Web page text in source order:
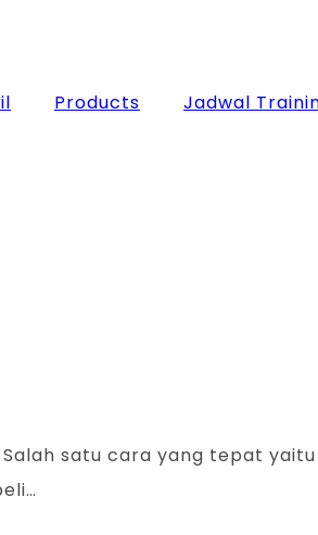
Products Jadwal
satu cara yang tepat